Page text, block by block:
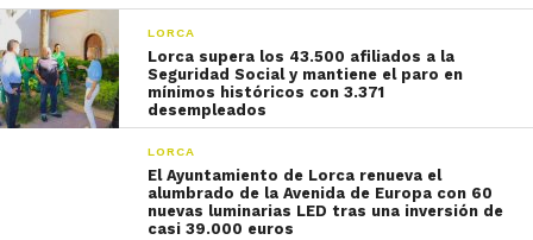
LORCA
Lorca supera los 43.500 afiliados a la
Seguridad Social y mantiene el paro en
mínimos históricos con 3.371
desempleados
LORCA
El Ayuntamiento de Lorca renueva el
alumbrado de la Avenida de Europa con 60
nuevas luminarias LED tras una inversión de
casi 39.000 euros